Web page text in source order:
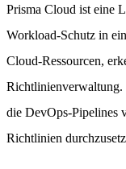
Prisma Cloud ist eine
Workload-Schutz in
Cloud-Ressourcen,
Richtlinienverwaltung.
die DevOps-Pipelines
Richtlinien